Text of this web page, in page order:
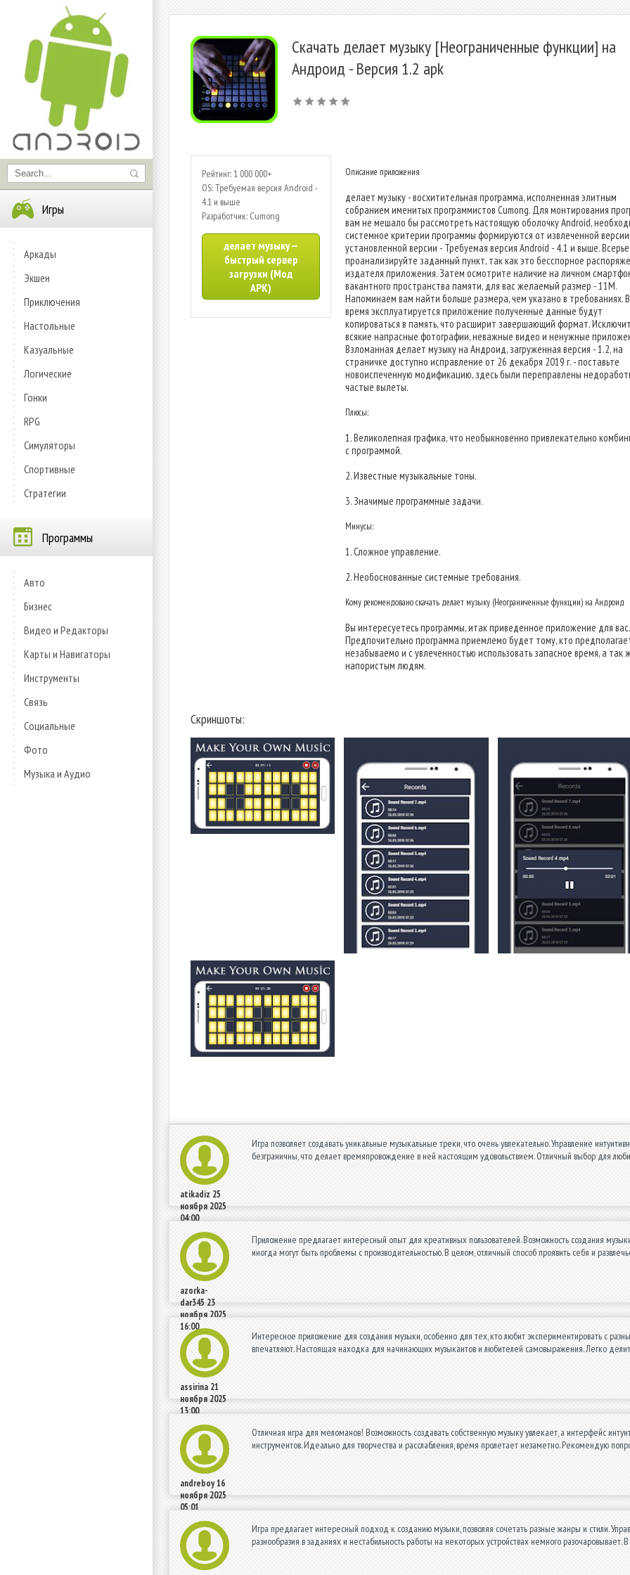
Игры
Аркады
Экшен
Приключения
Настольные
Казуальные
Логические
Гонки
RPG
Симуляторы
Спортивные
Стратегии
Программы
Авто
Бизнес
Видео и Редакторы
Карты и Навигаторы
Инструменты
Связь
Социальные
Фото
Музыка и Аудио
Скачать делает музыку [Неограниченные функции] на
Андроид - Версия 1.2 apk
Рейтинг: 1 000 000+
OS: Требуемая версия Android -
4.1 и выше
Разработчик: Cumong
делает музыку —
быстрый сервер
загрузки (Мод
APK)
Описание приложения
делает музыку - восхитительная программа, исполненная элитным
собранием именитых программистов Cumong. Для монтирования
вам не мешало бы рассмотреть настоящую оболочку Android,
системное критерии программы формируются от извлеченной
установленной версии - Требуемая версия Android - 4.1 и выше.
проанализируйте заданный пункт, так как это бесспорное
издателя приложения. Затем осмотрите наличие на личном
вакантного пространства памяти, для вас желаемый размер - 11M.
Напоминаем вам найти больше размера, чем указано в требованиях.
время эксплуатируется приложение полученные данные будут
копироваться в память, что расширит завершающий формат.
всякие напрасные фотографии, неважные видео и ненужные
Взломанная делает музыку на Андроид, загруженная версия - 1.2, на
страничке доступно исправление от 26 декабря 2019 г. - поставьте
новоиспеченную модификацию, здесь были переправлены
частые вылеты.
Плюсы:
1. Великолепная графика, что необыкновенно привлекательно
с программой.
2. Известные музыкальные тоны.
3. Значимые программные задачи.
Минусы:
1. Сложное управление.
2. Необоснованные системные требования.
Кому рекомендовано скачать делает музыку (Неограниченные функции) на Андроид
Вы интересуетесь программы, итак приведенное приложение для вас.
Предпочительно программа приемлемо будет тому, кто
незабываемо и с увлеченностью использовать запасное время, а так
напористым людям.
Скриншоты:
atikadiz 25
ноября 2025
04:00
Игра позволяет создавать уникальные музыкальные треки, что очень увлекательно. Управление
безграничны, что делает времяпровождение в ней настоящим удовольствием. Отличный выбор для
azorka-
dar345 23
ноября 2025
16:00
Приложение предлагает интересный опыт для креативных пользователей. Возможность создания
иногда могут быть проблемы с производительностью. В целом, отличный способ проявить себя и
assirina 21
ноября 2025
13:00
Интересное приложение для создания музыки, особенно для тех, кто любит экспериментировать с
впечатляют. Настоящая находка для начинающих музыкантов и любителей самовыражения. Легко
andreboy16
ноября 2025
05:01
Отличная игра для меломанов! Возможность создавать собственную музыку увлекает, а интерфейс
инструментов. Идеально для творчества и расслабления, время пролетает незаметно. Рекомендую
Игра предлагает интересный подход к созданию музыки, позволяя сочетать разные жанры и стили.
разнообразия в заданиях и нестабильность работы на некоторых устройствах немного